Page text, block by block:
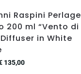
Raspini Perlage
200 ml “Vento di
in White
135,00